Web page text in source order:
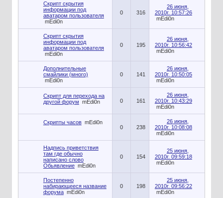
Скрипт скрытия
информации под
аватаром пользователя
mEdi0n
0 316
26 июня,
2010г. 10:57:26
mEdi0n
Скрипт скрытия
информации под
аватаром пользователя
mEdi0n
0 195
26 июня,
2010г. 10:56:42
mEdi0n
Дополнительные
смайлики (много)
mEdi0n
0 141
26 июня,
2010г. 10:50:05
mEdi0n
Скрипт для перехода на
другой форум mEdi0n 0 161
26 июня,
2010г. 10:43:29
mEdi0n
Скрипты часов mEdi0n
0
238
26 июня,
2010г. 10:08:08
mEdi0n
Надпись приветствия
там где обычно
написано слово
Обьявление mEdi0n
0 154
25 июня,
2010г. 09:59:18
mEdi0n
Постепенно
набирающееся название
форума mEdi0n
0 198
25 июня,
2010г. 09:56:22
mEdi0n